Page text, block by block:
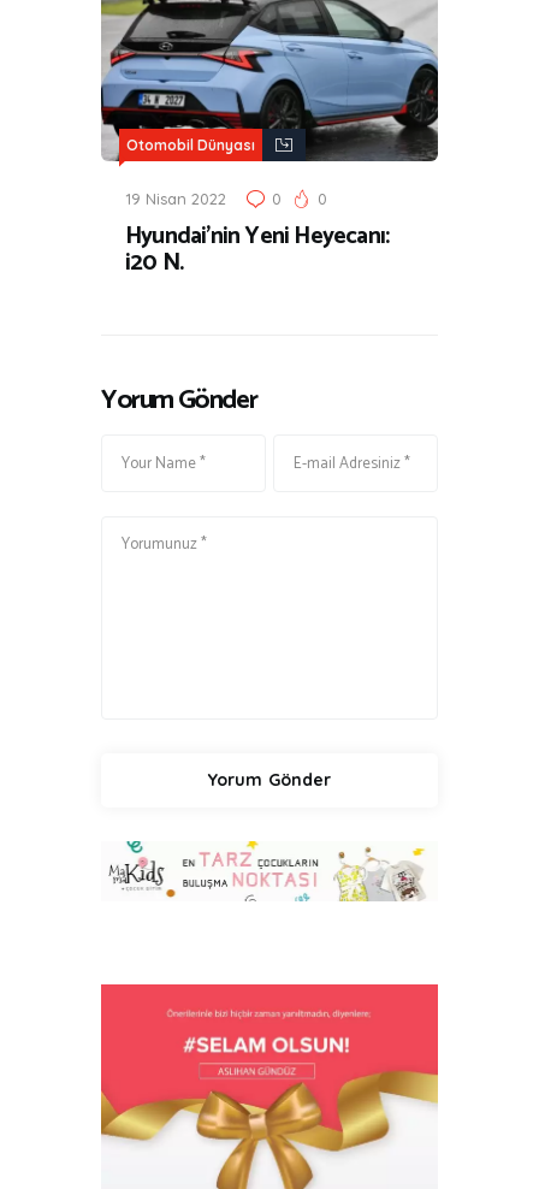
Otomobil Dünyası
19 Nisan 2022 0 0
Hyundai’nin Yeni Heyecanı:
i20 N.
Yorum Gönder